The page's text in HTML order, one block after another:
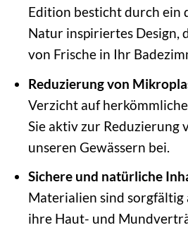
Edition besticht durch ein
Natur inspiriertes Design,
von Frische in Ihr
Reduzierung von
Verzicht auf
Sie aktiv zur Reduzierung
unseren Gewässern bei.
Sichere und natürliche
Materialien sind sorgfältig
ihre Haut- und